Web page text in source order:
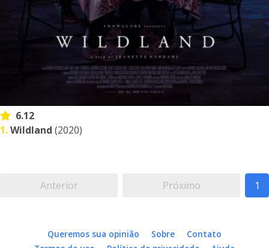
6.12
1.Wildland (2020)
Anterior Próximo 1
Queremos sua opinião Sobre
Contato